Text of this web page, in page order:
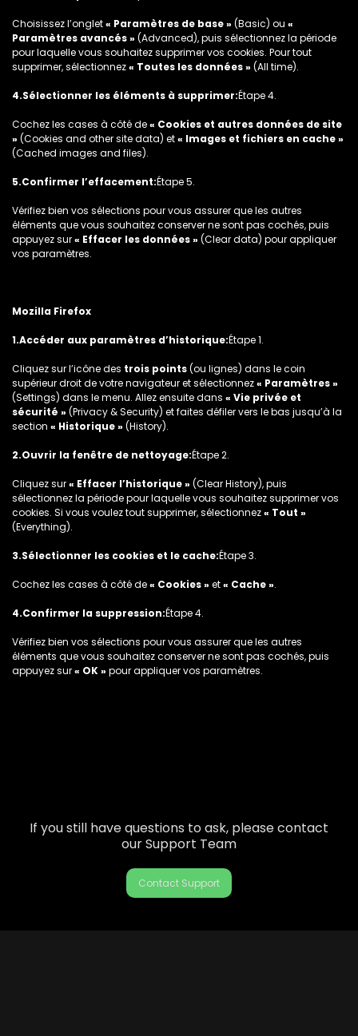
Choisissez l’onglet« Paramètres de base » (Basic) ou «
Paramètres avancés » (Advanced), puis sélectionnez la période
pour laquelle vous souhaitez supprimer vos cookies. Pour tout
supprimer, sélectionnez« Toutes les données » (All time).
4.Sélectionner les éléments à supprimer:Étape 4.
Cochez les cases à côté de« Cookies et autres données de site
» (Cookies and other site data) et« Images et fichiers en cache »
(Cached images and files).
5.Confirmer l’effacement:Étape 5.
Vérifiez bien vos sélections pour vous assurer que les autres
éléments que vous souhaitez conserver ne sont pas cochés, puis
appuyez sur« Effacer les données » (Clear data) pour appliquer
vos paramètres.
Mozilla Firefox
1.Accéder aux paramètres d’historique:Étape 1.
Cliquez sur l’icône des trois points(ou lignes) dans le coin
supérieur droit de votre navigateur et sélectionnez« Paramètres »
(Settings) dans le menu. Allez ensuite dans « Vie privée et
sécurité » (Privacy & Security) et faites défiler vers le bas jusqu’à la
section « Historique » (History).
2.Ouvrir la fenêtre de nettoyage:Étape 2.
Cliquez sur« Effacer l’historique » (Clear History), puis
sélectionnez la période pour laquelle vous souhaitez supprimer vos
cookies. Si vous voulez tout supprimer, sélectionnez« Tout »
(Everything).
3.Sélectionner les cookies et le cache:Étape 3.
Cochez les cases à côté de« Cookies » et« Cache ».
4.Confirmer la suppression:Étape 4.
Vérifiez bien vos sélections pour vous assurer que les autres
éléments que vous souhaitez conserver ne sont pas cochés, puis
appuyez sur« OK » pour appliquer vos paramètres.
If you still have questions to ask, please contact
our Support Team
Contact Support